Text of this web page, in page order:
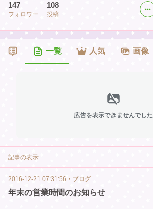
147
フォロワー
108
投稿
一覧 人気 画像
広告を表示できませんでした
記事の表示
2016-12-21 07:31:56 ・ ブログ
年末の営業時間のお知らせ